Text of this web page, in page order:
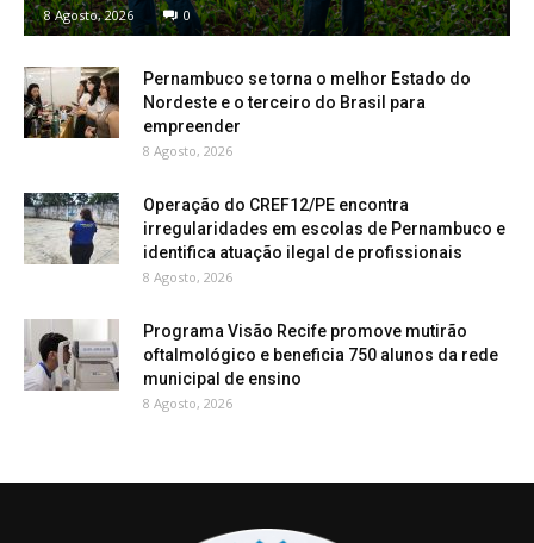
8 Agosto, 2026 0
Pernambuco se torna o melhor Estado do
Nordeste e o terceiro do Brasil para
empreender
8 Agosto, 2026
Operação do CREF12/PE encontra
irregularidades em escolas de Pernambuco e
identifica atuação ilegal de profissionais
8 Agosto, 2026
Programa Visão Recife promove mutirão
oftalmológico e beneficia 750 alunos da rede
municipal de ensino
8 Agosto, 2026